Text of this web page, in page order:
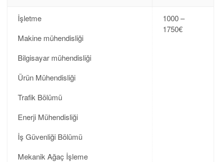
İşletme
Makine mühendisliği
Bilgisayar mühendisliği
Ürün Mühendisliği
Trafik Bölümü
Enerji Mühendisliği
İş Güvenliği Bölümü
Mekanik Ağaç İşleme
1000 –
1750€